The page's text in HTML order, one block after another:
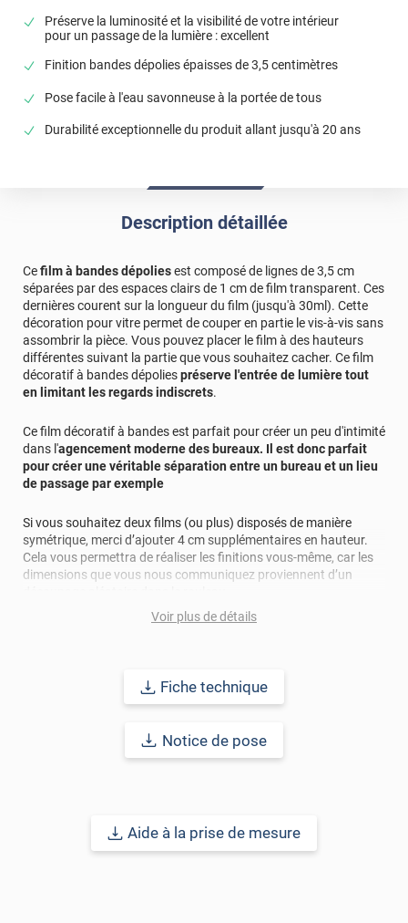
Préserve la luminosité et la visibilité de votre intérieur
pour un passage de la lumière : excellent
Finition bandes dépolies épaisses de 3,5 centimètres
Pose facile à l'eau savonneuse à la portée de tous
Durabilité exceptionnelle du produit allant jusqu'à 20 ans
*****
Il y a 3216 jours
résultat impeccable et très facile a poser
Globalement satisfait de mon produit. Les instruction de
accessible à "presque" tout le monde. Bien que satisfait
TRES JOLI UNE FOIS POSE MON CLIENT EST SATISFAIT
Produit conforme à ce que je voila en aspect Pose pas si
simple et mode d’emplois qui pourrait être amélioré à mon
sens
*****
Il y a 912 jours
Je n' ai pas reçu ma commande
Bonjour, Selon votre suivi de colis, la commande vous
a bien été livré en date du 2 février. Si ce n'est pas le
cas, je vous invite à nous envoyer une réclamation par
mail pour que nous puissions lancer une enquête
Luminis Films
*****
Il y a 1845 jours
Produit non conforme ! Le film n'est pas adhésif, et
lendemain. À ce prix-là, un film adhésif qui ne colle pas,
Description détaillée
Cefilm à bandes dépoliesest composé de lignes de 3,5 cm
séparées par des espaces clairs de 1 cm de film transparent. Ces
dernières courent sur la longueur du film (jusqu'à 30ml). Cette
décoration pour vitre permet de couper en partie le vis-à-vis sans
assombrir la pièce. Vous pouvez placer le film à des hauteurs
différentes suivant la partie que vous souhaitez cacher. Ce film
décoratif à bandes dépoliespréserve l'entrée de lumière tout
en limitant les regards indiscrets.
Ce film décoratif à bandes est parfait pour créer un peu d'intimité
dans l'agencement moderne des bureaux. Il est donc parfait
pour créer une véritable séparation entre un bureau et un lieu
de passage par exemple
Si vous souhaitez deux films (ou plus) disposés de manière
symétrique, merci d’ajouter 4 cm supplémentaires en hauteur.
Cela vous permettra de réaliser les finitions vous-même, car les
dimensions que vous nous communiquez proviennent d’un
DECO528i
Voir plus de détails
Fiche technique
Notice de pose
Aide à la prise de mesure